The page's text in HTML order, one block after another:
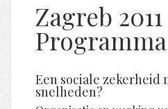
Zagreb
Programma
Een sociale zekerheid
snelheden?